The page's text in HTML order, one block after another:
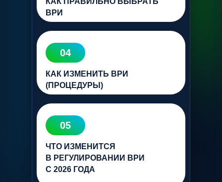
05
ЧТО ИЗМЕНИТСЯ
В РЕГУЛИРОВАНИИ ВРИ
С 2026 ГОДА
ВРИ
04
КАК ИЗМЕНИТЬ ВРИ
(ПРОЦЕДУРЫ)